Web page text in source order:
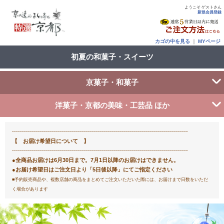
ようこそ ゲストさん
新規会員登録
カゴの中を見る ｜ MYページ
初夏の和菓子・スイーツ
京菓子・和菓子
洋菓子・京都の美味・工芸品 ほか
----------------------------------------------------------------------------------------
【 お届け希望日について 】
----------------------------------------------------------------------------------------
●全商品お届けは6月30日まで。7月1日以降のお届けはできません。
●お届け希望日はご注文日より「5日後以降」にてご指定ください
■予約販売商品や、複数店舗の商品をまとめてご注文いただいた際には、お届けまで日数をいただ
く場合があります